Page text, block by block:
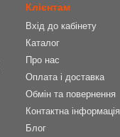
Клієнтам
Вхід до кабінету
Каталог
Про нас
Оплата і доставка
Обмін та повернення
Контактна інформація
Блог